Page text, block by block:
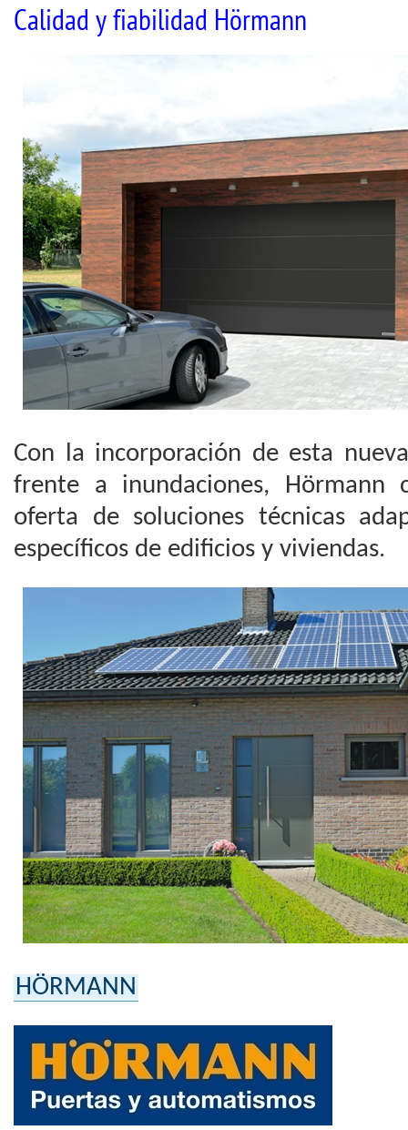
Calidad y fiabilidad Hörmann
Con la incorporación de esta
frente a inundaciones, Hörmann
oferta de soluciones técnicas
específicos de edificios y viviendas.
HÖRMANN